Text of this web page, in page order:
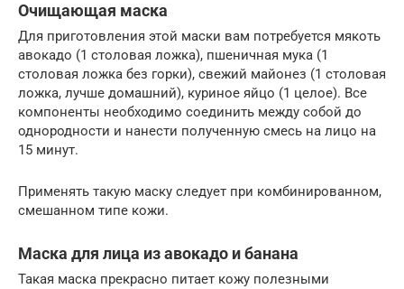
Очищающая маска
Для приготовления этой маски вам потребуется мякоть
авокадо (1 столовая ложка), пшеничная мука (1
столовая ложка без горки), свежий майонез (1 столовая
ложка, лучше домашний), куриное яйцо (1 целое). Все
компоненты необходимо соединить между собой до
однородности и нанести полученную смесь на лицо на
15 минут.
Применять такую маску следует при комбинированном,
смешанном типе кожи.
Маска для лица из авокадо и банана
Такая маска прекрасно питает кожу полезными